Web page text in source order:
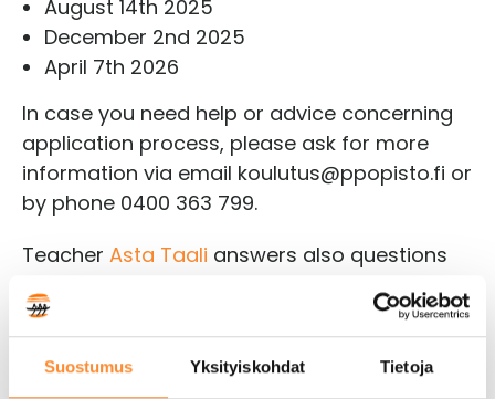
Suostumus Yksityiskohdat Tietoja
August 14th 2025
December 2nd 2025
April 7th 2026
In case you need help or advice concerning
application process, please ask for more
information via email koulutus@ppopisto.fi or
by phone 0400 363 799.
Teacher Asta Taali answers also questions
concerning basic education for adults.
APPLY HERE (SOMALI)